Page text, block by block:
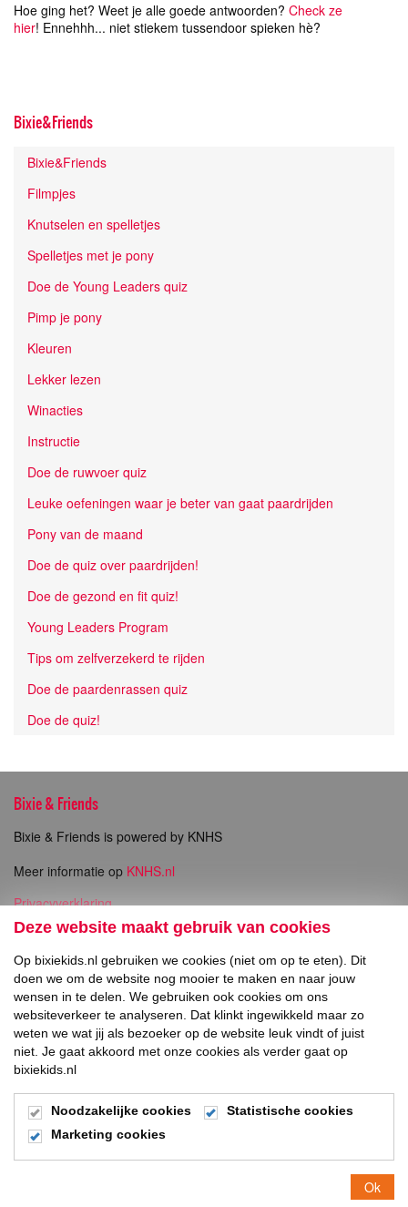
Hoe ging het? Weet je alle goede antwoorden? Check ze
hier! Ennehhh... niet stiekem tussendoor spieken hè?
Bixie&Friends
Bixie&Friends
Filmpjes
Knutselen en spelletjes
Spelletjes met je pony
Doe de Young Leaders quiz
Pimp je pony
Kleuren
Lekker lezen
Winacties
Instructie
Doe de ruwvoer quiz
Leuke oefeningen waar je beter van gaat paardrijden
Pony van de maand
Doe de quiz over paardrijden!
Doe de gezond en fit quiz!
Young Leaders Program
Tips om zelfverzekerd te rijden
Doe de paardenrassen quiz
Doe de quiz!
Bixie & Friends
Bixie & Friends is powered by KNHS
Meer informatie op KNHS.nl
Privacyverklaring
Copyright
Direct naar
Inschrijven Bixie Wedstrijden
Social Media
© 2026
Deze website maakt gebruik van cookies
Op bixiekids.nl gebruiken we cookies (niet om op te eten). Dit
doen we om de website nog mooier te maken en naar jouw
wensen in te delen. We gebruiken ook cookies om ons
websiteverkeer te analyseren. Dat klinkt ingewikkeld maar zo
weten we wat jij als bezoeker op de website leuk vindt of juist
niet. Je gaat akkoord met onze cookies als verder gaat op
bixiekids.nl
Noodzakelijke cookies
Statistische cookies
Marketing cookies
Ok